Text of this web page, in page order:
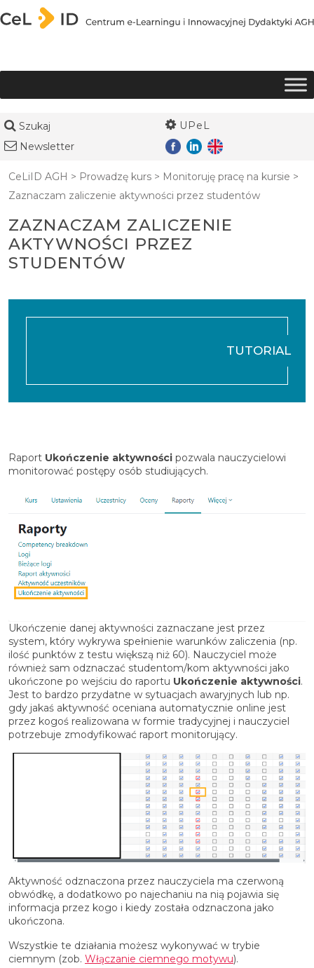
Przejdź do treści
Szukaj
UPeL
Newsletter
CeLiID AGH > Prowadzę kurs > Monitoruję pracę na kursie >
Zaznaczam zaliczenie aktywności przez studentów
ZAZNACZAM ZALICZENIE
AKTYWNOŚCI PRZEZ
STUDENTÓW
TUTORIAL
Raport Ukończenie aktywności pozwala nauczycielowi
monitorować postępy osób studiujących.
Ukończenie danej aktywności zaznaczane jest przez
system, który wykrywa spełnienie warunków zaliczenia (np.
ilość punktów z testu większą niż 60). Nauczyciel może
również sam odznaczać studentom/kom aktywności jako
ukończone po wejściu do raportu Ukończenie aktywności.
Jest to bardzo przydatne w sytuacjach awaryjnych lub np.
gdy jakaś aktywność oceniana automatycznie online jest
przez kogoś realizowana w formie tradycyjnej i nauczyciel
potrzebuje zmodyfikować raport monitorujący.
Aktywność odznaczona przez nauczyciela ma czerwoną
obwódkę, a dodatkowo po najechaniu na nią pojawia się
informacja przez kogo i kiedy została odznaczona jako
ukończona.
Wszystkie te działania możesz wykonywać w trybie
ciemnym (zob. Włączanie ciemnego motywu).